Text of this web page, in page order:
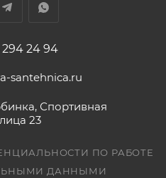
294 24 94
santehnica.ru
Спортивная
23
ПО РАБОТЕ
ДАННЫМИ